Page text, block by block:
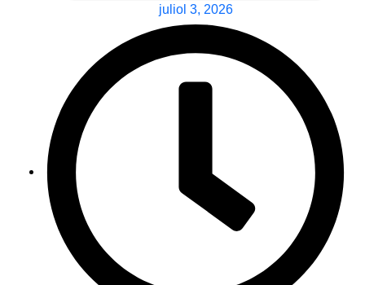
juliol 3, 2026